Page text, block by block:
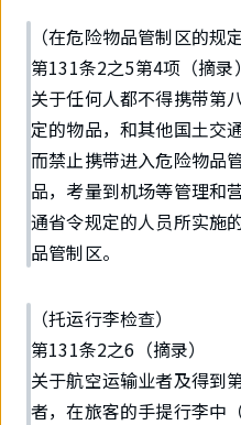
（在危险物品管制区的规定
第131条2之5第4项（摘录）
关于任何人都不得携带第
定的物品，和其他国土交
而禁止携带进入危险物品
品，考量到机场等管理和
通省令规定的人员所实施
品管制区。
（托运行李检查）
第131条2之6（摘录）
关于航空运输业者及得到
者，在旅客的手提行李中